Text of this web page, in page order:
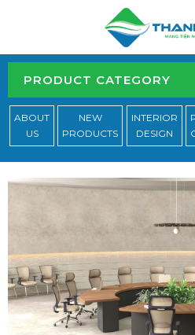
PRODUCT CATEGORY
ABOUT
US
NEW
PRODUCTS
INTERIOR
DESIGN